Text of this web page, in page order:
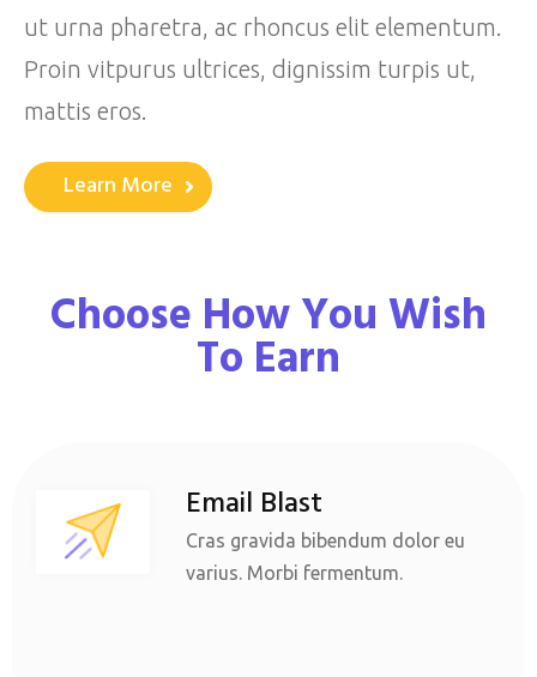
ut urna pharetra, ac rhoncus elit elementum.
Proin vitpurus ultrices, dignissim turpis ut,
mattis eros.
Learn More
Choose How You Wish
To Earn
Email Blast
Cras gravida bibendum dolor eu
varius. Morbi fermentum.